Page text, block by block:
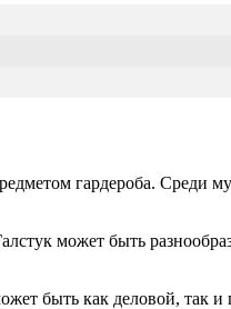
гардероба. Среди
может быть
быть как деловой, так